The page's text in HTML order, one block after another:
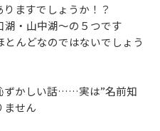
ますでしょうか！？
・山中湖～の５つです
んどなのではないでしょう
ずかしい話……実は”名前知
ません